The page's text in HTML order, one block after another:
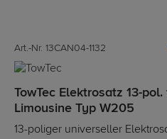
Art.-Nr. 13CAN04-1132
TowTec Elektrosatz 13-
Limousine Typ W205
13-poliger universeller